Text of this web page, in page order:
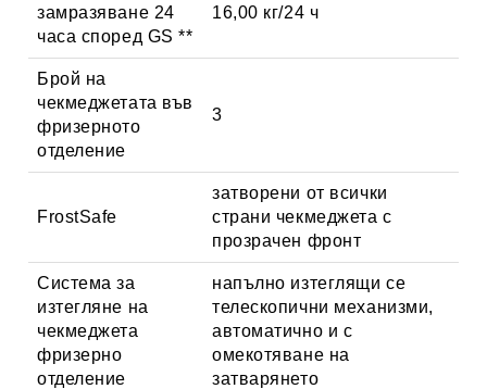
замразяване 24
часа според GS **
16,00 кг/24 ч
Брой на
чекмеджетата във
фризерното
отделение
3
FrostSafe
затворени от всички
страни чекмеджета с
прозрачен фронт
Система за
изтегляне на
чекмеджета
фризерно
отделение
напълно изтеглящи се
телескопични механизми,
автоматично и с
омекотяване на
затварянето